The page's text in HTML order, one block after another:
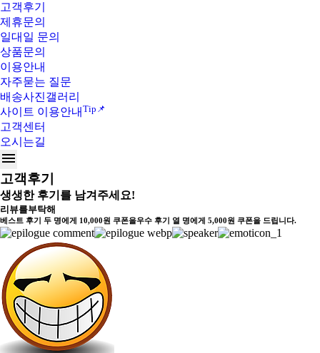
고객후기
제휴문의
일대일 문의
상품문의
이용안내
자주묻는 질문
배송사진갤러리
사이트 이용안내 Tip 📌
고객센터
오시는길
menu
고객후기
생생한 후기를 남겨주세요!
리뷰를부탁해
베스트 후기 두 명에게 10,000원 쿠폰을우수 후기 열 명에게 5,000원 쿠폰을 드립니다.